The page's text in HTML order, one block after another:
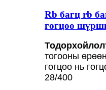
Rb багц rb
гогцоо
тогооны
гогцоо нь
28/400